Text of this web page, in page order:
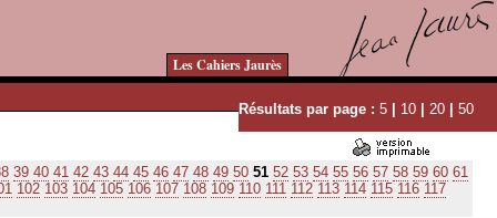
Les Cahiers Jaurès
Résultats par page : 5 | 10 | 20 | 50
39 40 41 42 43 44 45 46 47 48 49 50 51 52 53 54 55 56 57 58 59 60 61
102 103 104 105 106 107 108 109 110 111 112 113 114 115 116 117